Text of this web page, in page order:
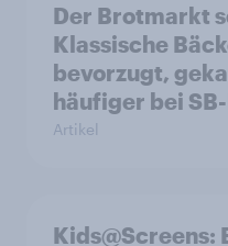
Der Brotmarkt
Klassische
bevorzugt,
häufiger bei
Artikel
Kids@Screens: